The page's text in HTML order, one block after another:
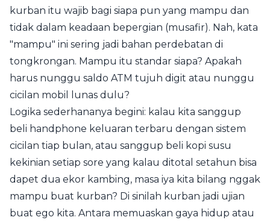
kurban itu wajib bagi siapa pun yang mampu dan
tidak dalam keadaan bepergian (musafir). Nah, kata
"mampu" ini sering jadi bahan perdebatan di
tongkrongan. Mampu itu standar siapa? Apakah
harus nunggu saldo ATM tujuh digit atau nunggu
cicilan mobil lunas dulu?
Logika sederhananya begini: kalau kita sanggup
beli handphone keluaran terbaru dengan sistem
cicilan tiap bulan, atau sanggup beli kopi susu
kekinian setiap sore yang kalau ditotal setahun bisa
dapet dua ekor kambing, masa iya kita bilang nggak
mampu buat kurban? Di sinilah kurban jadi ujian
buat ego kita. Antara memuaskan gaya hidup atau